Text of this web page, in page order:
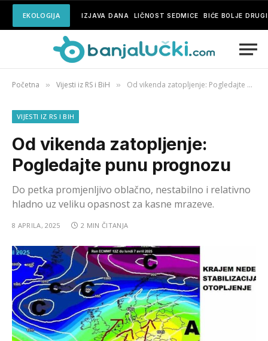
EKOLOGIJA IZJAVA DANA LIČNOST SEDMICE BIĆE BOLJE
Početna » Vijesti iz RS i BiH » Od vikenda zatopljenje: Pogledajte punu prognozu
VIJESTI IZ RS I BIH
Od vikenda zatopljenje:
Pogledajte punu prognozu
Do petka promjenljivo oblačno, nestabilno i relativno
hladno uz veliku opasnost za kasne mrazeve.
8 APRILA, 2025 2 MIN ČITANJA